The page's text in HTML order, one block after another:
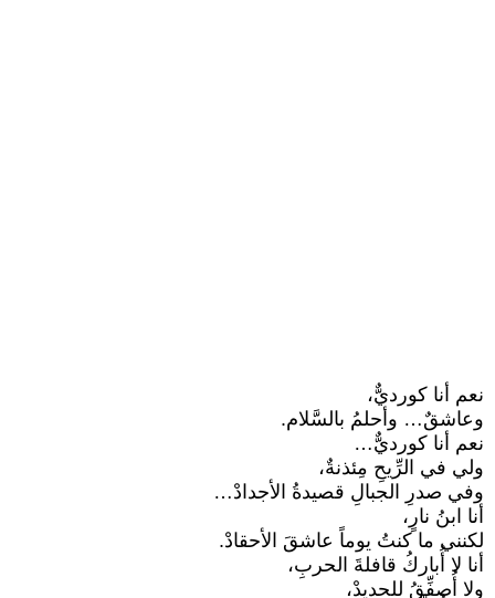
نعم أنا كورديٌّ،
وعاشقٌ… وأحلمُ بالسَّلام.
نعم أنا كورديٌّ…
ولي في الرِّيحِ مِئذنةٌ،
وفي صدرِ الجبالِ قصيدةُ الأجدادْ…
أنا ابنُ نارٍ،
لكنني ما كنتُ يوماً عاشقَ الأحقادْ.
أنا لا أُباركُ قافلةَ الحربِ،
ولا أُصفِّقُ للحديدْ،